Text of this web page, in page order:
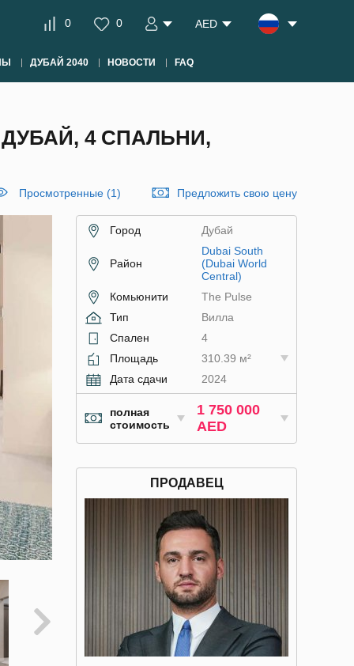
0 0 AED
ДУБАЙ 2040 НОВОСТИ FAQ
ДУБАЙ, 4 СПАЛЬНИ,
Просмотренные (1) Предложить свою цену
Город Дубай
Район
Dubai South
(Dubai World
Central)
Комьюнити
The Pulse
Тип
Вилла
Спален
4
Площадь
310.39 м²
Дата сдачи
2024
полная
стоимость
1 750 000
AED
ПРОДАВЕЦ